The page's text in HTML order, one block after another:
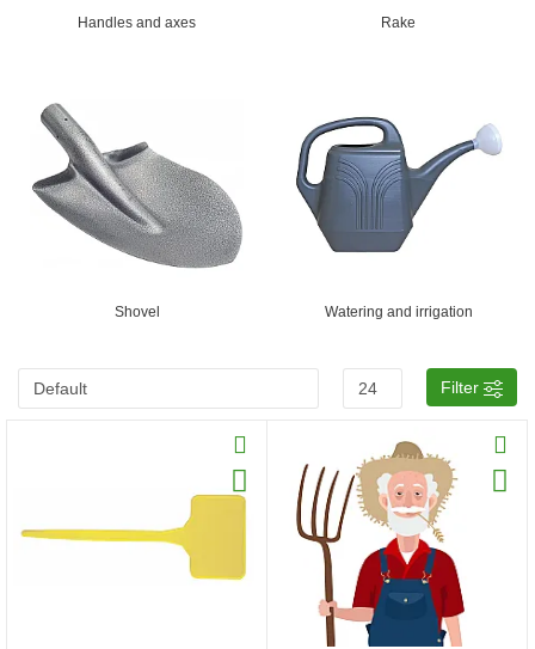
Handles and axes Rake
Shovel Watering and irrigation
Filter